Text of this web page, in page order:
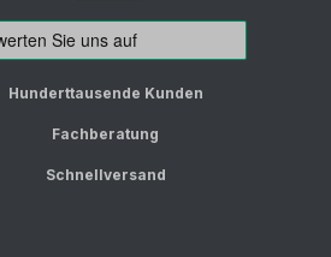
Hunderttausende Kunden
Fachberatung
Schnellversand